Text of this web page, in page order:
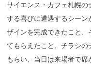
サイエンス・カフェ札幌の
する喜びに遭遇するシー
ザインを完成できたこと、
てもらえたこと、チラシ
もらい、当日は来場者で